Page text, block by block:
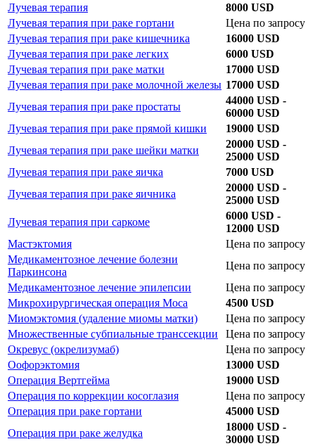
Лучевая терапия
8000 USD
Лучевая терапия при раке гортани
Цена по запросу
Лучевая терапия при раке кишечника
16000 USD
Лучевая терапия при раке легких
6000 USD
Лучевая терапия при раке матки
17000 USD
Лучевая терапия при раке молочной железы 17000 USD
Лучевая терапия при раке простаты
44000 USD -
60000 USD
Лучевая терапия при раке прямой кишки
19000 USD
Лучевая терапия при раке шейки матки
20000 USD -
25000 USD
Лучевая терапия при раке яичка
7000 USD
Лучевая терапия при раке яичника
20000 USD -
25000 USD
Лучевая терапия при саркоме
6000 USD -
12000 USD
Мастэктомия
Цена по запросу
Медикаментозное лечение болезни
Паркинсона
Цена по запросу
Медикаментозное лечение эпилепсии
Цена по запросу
Микрохирургическая операция Моса
4500 USD
Миомэктомия (удаление миомы матки)
Цена по запросу
Множественные субпиальные транссекции
Цена по запросу
Окревус (окрелизумаб)
Цена по запросу
Оофорэктомия
13000 USD
Операция Вертгейма
19000 USD
Операция по коррекции косоглазия
Цена по запросу
Операция при раке гортани
45000 USD
Операция при раке желудка
18000 USD -
30000 USD